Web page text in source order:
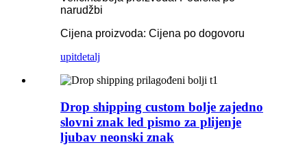
narudžbi
Cijena proizvoda: Cijena po dogovoru
upitdetalj
Drop shipping custom bolje zajedno
slovni znak led pismo za plijenje
ljubav neonski znak